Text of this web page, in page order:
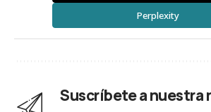
Perplexity
Suscríbete a nuestra